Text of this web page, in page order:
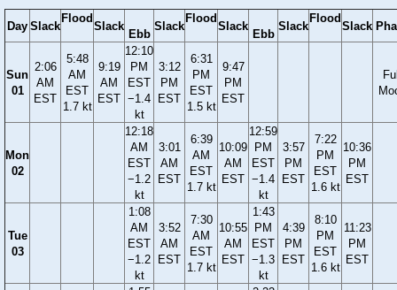
Day Slack
Flood
Slack
Ebb
Slack
Flood
Slack
Ebb
Slack
Flood
Slack
Sun
01
2:06
AM
EST
5:48
AM
EST
1.7 kt
9:19
AM
EST
12:10
PM
EST
−1.4
kt
3:12
PM
EST
6:31
PM
EST
1.5 kt
9:47
PM
EST
Mon
02
12:18
AM
EST
−1.2
kt
3:01
AM
EST
6:39
AM
EST
1.7 kt
10:09
AM
EST
12:59
PM
EST
−1.4
kt
3:57
PM
EST
7:22
PM
EST
1.6 kt
10:36
PM
EST
Tue
03
1:08
AM
EST
−1.2
kt
3:52
AM
EST
7:30
AM
EST
1.7 kt
10:55
AM
EST
1:43
PM
EST
−1.3
kt
4:39
PM
EST
8:10
PM
EST
1.6 kt
11:23
PM
EST